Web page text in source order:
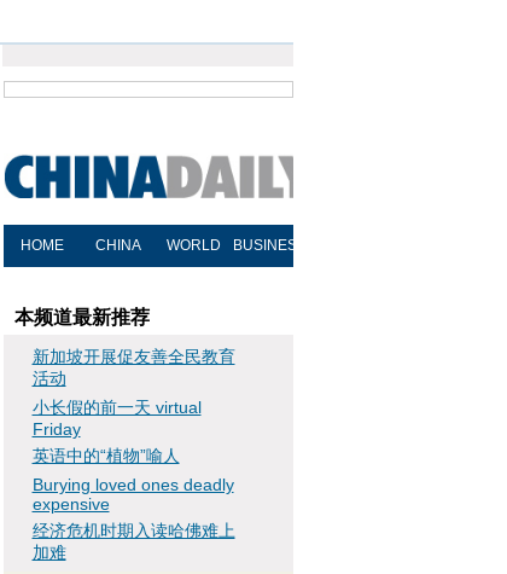
本频道最新推荐
新加坡开展促友善全民教育
活动
小长假的前一天 virtual
Friday
英语中的“植物”喻人
Burying loved ones deadly
expensive
经济危机时期入读哈佛难上
加难